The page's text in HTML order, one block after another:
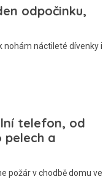
odpočinku,
nohám náctileté dívenky i
telefon, od
a
požár v chodbě domu ve